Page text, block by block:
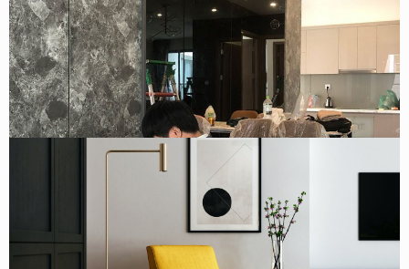
Thi công nội thất chung cư Vinhomes ocean Park căn
73m2